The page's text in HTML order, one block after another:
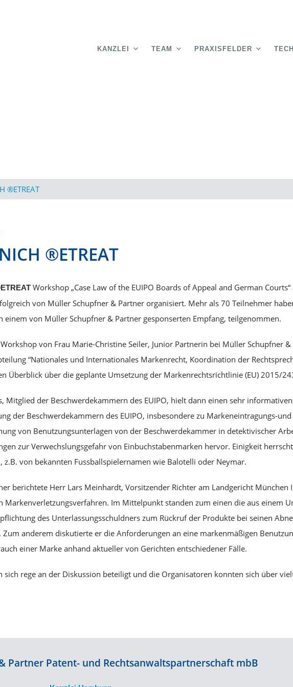
KANZLEI TEAM PRAXISFELDER
®ETREAT
®ETREAT
Workshop „Case Law of the EUIPO Boards of Appeal and German
von Müller Schupfner & Partner organisiert. Mehr als 70 Teilnehmer
einem von Müller Schupfner & Partner gesponserten Empfang, teilgenommen.
von Frau Marie-Christine Seiler, Junior Partnerin bei Müller Schupfner
“Nationales und Internationales Markenrecht, Koordination der
Überblick über die geplante Umsetzung der Markenrechtsrichtlinie (EU) 2015/
Mitglied der Beschwerdekammern des EUIPO, hielt dann einen sehr
der Beschwerdekammern des EUIPO, insbesondere zu Markeneintragungs-
von Benutzungsunterlagen von der Beschwerdekammer in detektivischer
zur Verwechslungsgefahr von Einbuchstabenmarken hervor. Einigkeit
z.B. von bekannten Fussballspielernamen wie Balotelli oder Neymar.
berichtete Herr Lars Meinhardt, Vorsitzender Richter am Landgericht
Markenverletzungsverfahren. Im Mittelpunkt standen zum einen die aus einem
des Unterlassungsschuldners zum Rückruf der Produkte bei seinen
Zum anderem diskutierte er die Anforderungen an eine markenmäßigen
einer Marke anhand aktueller von Gerichten entschiedener Fälle.
sich rege an der Diskussion beteiligt und die Organisatoren konnten sich über
Partner Patent- und Rechtsanwaltspartnerschaft mbB